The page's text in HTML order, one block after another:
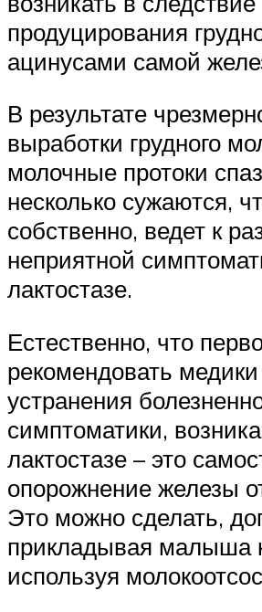
продуцирования
ацинусами самой
В результате
выработки грудного
молочные протоки
несколько сужаются,
собственно, ведет к
неприятной
лактостазе.
Естественно, что
рекомендовать
устранения
симптоматики,
лактостазе – это
опорожнение железы
Это можно сделать,
прикладывая малыша
используя